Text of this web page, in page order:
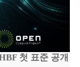
첫 표준 공개